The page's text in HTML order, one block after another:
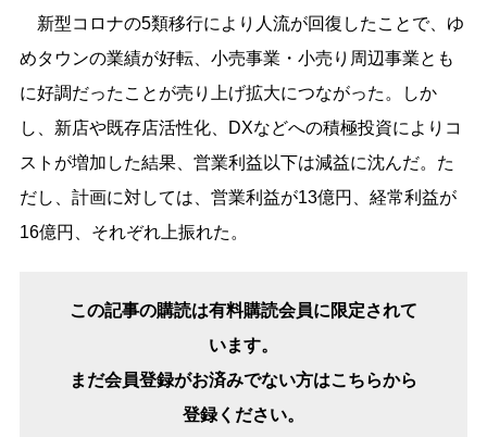
新型コロナの5類移行により人流が回復したことで、ゆ
めタウンの業績が好転、小売事業・小売り周辺事業とも
に好調だったことが売り上げ拡大につながった。しか
し、新店や既存店活性化、DXなどへの積極投資によりコ
ストが増加した結果、営業利益以下は減益に沈んだ。た
だし、計画に対しては、営業利益が13億円、経常利益が
16億円、それぞれ上振れた。
この記事の購読は有料購読会員に限定されて
います。
まだ会員登録がお済みでない方はこちらから
登録ください。